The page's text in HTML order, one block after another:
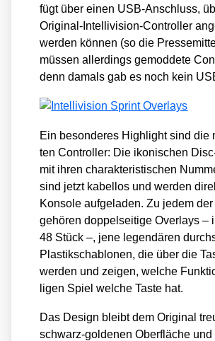
fügt über einen USB-Anschluss,
Ori­gi­nal-Intel­li­vi­si­on-Con­trol­ler
wer­den kön­nen (so die
müs­sen aller­dings gemod­de­te
denn damals gab es noch kein
Ein beson­de­res High­light sind
ten Con­trol­ler: Die iko­ni­schen
mit ihren cha­rak­te­ris­ti­schen
sind jetzt kabel­los und wer­den
Kon­so­le auf­ge­la­den. Zu jedem
gehö­ren dop­pel­sei­ti­ge Over­lays –
48 Stück –, jene legen­dä­ren
Plas­tik­scha­blo­nen, die über die
wer­den und zei­gen, wel­che
li­gen Spiel wel­che Tas­te hat.
Das Design bleibt dem Ori­gi­nal
schwarz-gol­de­nen Ober­flä­che